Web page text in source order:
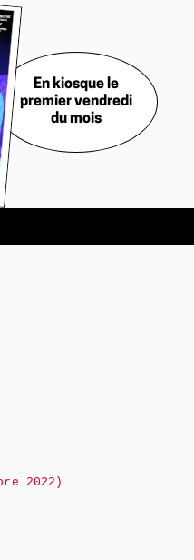
En kiosque le
premier vendredi
du mois
2022)